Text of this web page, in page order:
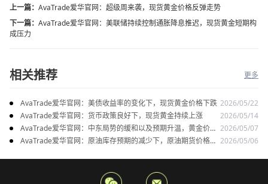
上一篇： AvaTrade爱华官网：超级周来袭，现货黄金价格反弹走势
下一篇： AvaTrade爱华官网：美联储持续控制通胀降息推迟，现货黄金短期构
成压力
相关推荐 更多
AvaTrade爱华官网：美债收益率的变化下，现货黄金价格下跌 2026/05/22
AvaTrade爱华官网：货币政策良好下，现货黄金持续上涨
2026/05/14
AvaTrade爱华官网：中东局势的缓和以及预期升温，黄金价格
上涨
2026/05/07
AvaTrade爱华官网：原油库存预期的减少下，原油期货价格下 2026/05/06